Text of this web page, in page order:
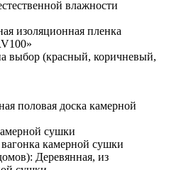
влажности
изоляционная пленка
выбор (красный, коричневый,
половая доска камерной
сушки
камерной сушки
Деревянная, из